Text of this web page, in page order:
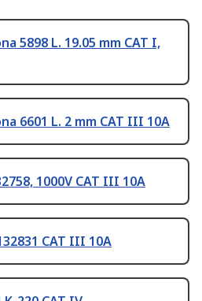
5898 L. 19.05 mm CAT I,
6601 L. 2 mm CAT III 10A
1000V CAT III 10A
CAT III 10A